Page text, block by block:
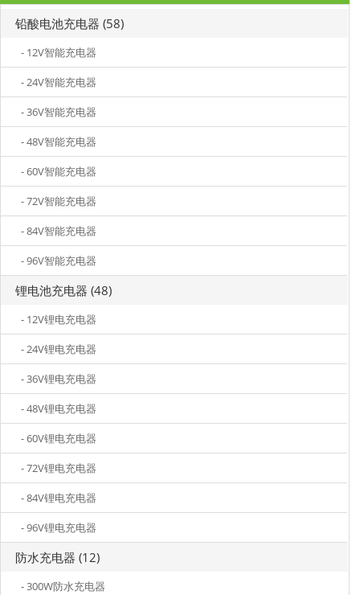
铅酸电池充电器 (58)
- 12V智能充电器
- 24V智能充电器
- 36V智能充电器
- 48V智能充电器
- 60V智能充电器
- 72V智能充电器
- 84V智能充电器
- 96V智能充电器
锂电池充电器 (48)
- 12V锂电充电器
- 24V锂电充电器
- 36V锂电充电器
- 48V锂电充电器
- 60V锂电充电器
- 72V锂电充电器
- 84V锂电充电器
- 96V锂电充电器
防水充电器 (12)
- 300W防水充电器